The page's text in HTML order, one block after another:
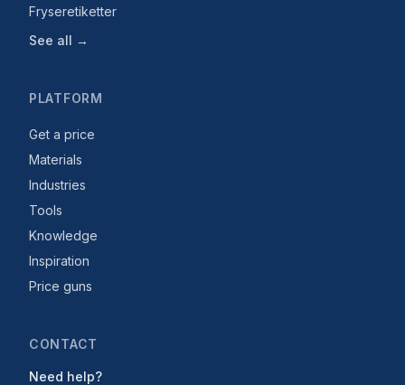
Fryseretiketter
See all →
PLATFORM
Get a price
Materials
Industries
Tools
Knowledge
Inspiration
Price guns
CONTACT
Need help?